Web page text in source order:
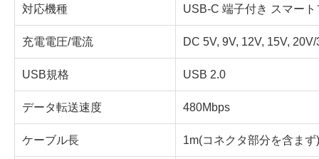
対応機種 USB-C 端子付き スマー
充電電圧/電流 DC 5V, 9V, 12V, 15V, 20V/
USB規格 USB 2.0
データ転送速度 480Mbps
ケーブル長 1m(コネクタ部分を含まず)